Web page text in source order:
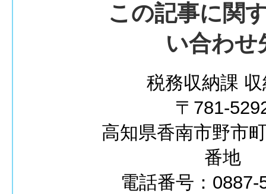
この記事に関
い合わせ
税務収納課
〒781-
高知県香南市野市
番地
電話番号：0887-